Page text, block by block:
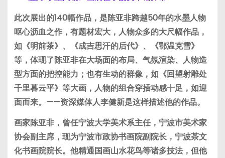
此次展出的140幅作品，是陈亚非跨越50年的水墨人物
呕心沥血之作，有题材宏大，人物众多的大尺幅作品，
如《明前茶》、《成吉思汗的后代》、《鄂温克雪》
等，体现了陈亚非在大场面的布局、气氛渲染、人物造
型方面的把控能力；也有生动的群像，如《回望射雕处
千里暮云平》等大画，人物的组合穿插动感十足，如迎
面而来。——资深媒体人李健新是这样描述他的作品。
画家陈亚非，曾任宁波大学美术系主任，宁波市美术家
协会副主席，现为宁波市政协书画院副院长，宁波茶文
化书画院院长。他精通国画山水花鸟等诸多技法，但他